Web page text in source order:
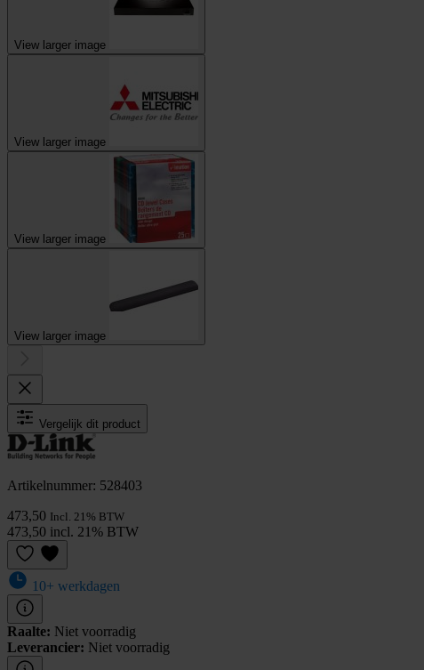
View larger image
View larger image
View larger image
View larger image
Vergelijk dit product
Artikelnummer: 528403
473,50 Incl. 21% BTW
473,50 incl. 21% BTW
10+ werkdagen
Raalte: Niet voorradig
Leverancier: Niet voorradig